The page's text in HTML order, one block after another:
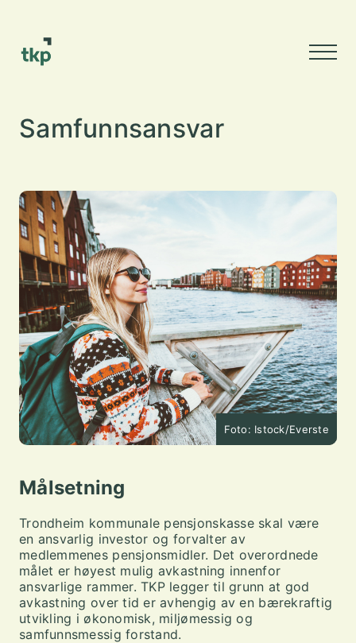
Samfunnsansvar
Foto: Istock/Everste
Målsetning
Trondheim kommunale pensjonskasse skal være
en ansvarlig investor og forvalter av
medlemmenes pensjonsmidler. Det overordnede
målet er høyest mulig avkastning innenfor
ansvarlige rammer. TKP legger til grunn at god
avkastning over tid er avhengig av en bærekraftig
utvikling i økonomisk, miljømessig og
samfunnsmessig forstand.